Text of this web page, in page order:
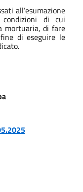
all’esumazione
di cui
mortuaria, di fare
di eseguire le